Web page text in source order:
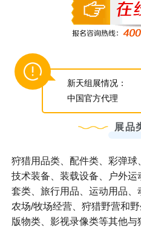
新天组展情况：
中国官方代理
展品
狩猎用品类、配件类、彩弹
技术装备、装载设备、户外
套类、旅行用品、运动用品、
农场/牧场经营、狩猎野营和
版物类、影视录像类等其他与